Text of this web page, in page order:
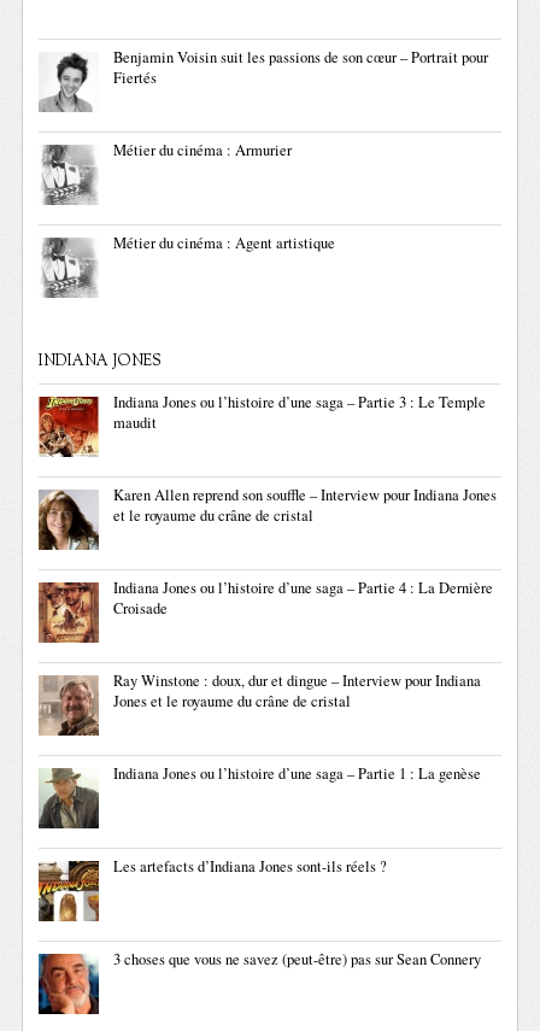
Benjamin Voisin suit les passions de son cœur – Portrait pour
Fiertés
Métier du cinéma : Armurier
Métier du cinéma : Agent artistique
INDIANA JONES
Indiana Jones ou l’histoire d’une saga – Partie 3 : Le Temple
maudit
Karen Allen reprend son souffle – Interview pour Indiana Jones
et le royaume du crâne de cristal
Indiana Jones ou l’histoire d’une saga – Partie 4 : La Dernière
Croisade
Ray Winstone : doux, dur et dingue – Interview pour Indiana
Jones et le royaume du crâne de cristal
Indiana Jones ou l’histoire d’une saga – Partie 1 : La genèse
Les artefacts d’Indiana Jones sont-ils réels ?
3 choses que vous ne savez (peut-être) pas sur Sean Connery